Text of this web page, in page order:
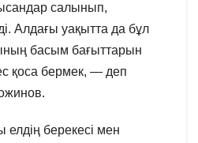
салынып,
Алдағы уақытта да бұл
басым бағыттарын
қоса бермек, — деп
берекесі мен